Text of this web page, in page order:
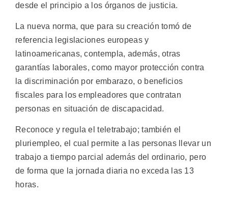
desde el principio a los órganos de justicia.
La nueva norma, que para su creación tomó de
referencia legislaciones europeas y
latinoamericanas, contempla, además, otras
garantías laborales, como mayor protección contra
la discriminación por embarazo, o beneficios
fiscales para los empleadores que contratan
personas en situación de discapacidad.
Reconoce y regula el teletrabajo; también el
pluriempleo, el cual permite a las personas llevar un
trabajo a tiempo parcial además del ordinario, pero
de forma que la jornada diaria no exceda las 13
horas.